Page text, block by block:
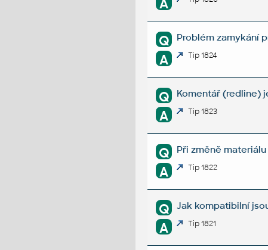
A
Q Problém zamykání
A Tip 1824
Q Komentář (redline)
A Tip 1823
Q Při změně
A Tip 1822
Q Jak kompatibilní
A Tip 1821